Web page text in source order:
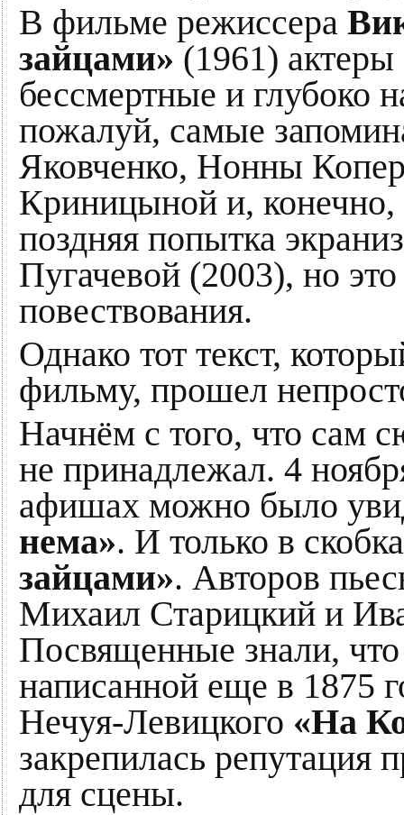
В фильме режиссера
зайцами» (1961) актеры
бессмертные и глубоко
пожалуй, самые
Яковченко, Нонны
Криницыной и,
поздняя попытка
Пугачевой (2003), но
повествования.
Однако тот текст,
фильму, прошел
Начнём с того, что сам
не принадлежал. 4
афишах можно было
нема». И только в
зайцами». Авторов
Михаил Старицкий и
Посвященные знали, что
написанной еще в 1875
Нечуя-Левицкого «На
закрепилась репутация
для сцены.